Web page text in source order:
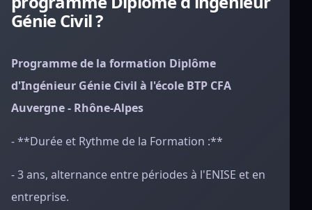
Génie Civil ?
Programme de la formation Diplôme
d'Ingénieur Génie Civil à l'école BTP CFA
Auvergne - Rhône-Alpes
- **Durée et Rythme de la Formation :**
- 3 ans, alternance entre périodes à l'ENISE et en
entreprise.